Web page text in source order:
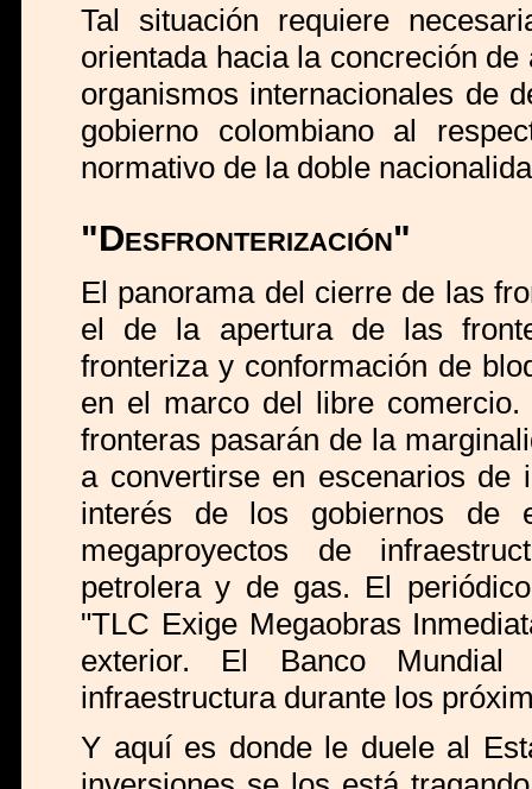
Tal situación requiere
orientada hacia la concreción
organismos internacionales de
gobierno colombiano al
normativo de la doble
"Desfronterización"
El panorama del cierre de las
el de la apertura de las
fronteriza y conformación de
en el marco del libre
fronteras pasarán de la
a convertirse en escenarios
interés de los gobiernos de
megaproyectos de
petrolera y de gas. El
"TLC Exige Megaobras
exterior. El Banco
infraestructura durante los
Y aquí es donde le duele al